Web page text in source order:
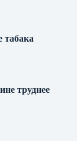
табака
труднее